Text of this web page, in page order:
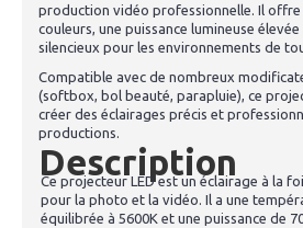
production vidéo professionnelle. Il offre
couleurs, une puissance lumineuse
silencieux pour les environnements de
Compatible avec de nombreux
(softbox, bol beauté, parapluie), ce
créer des éclairages précis et
productions.
Description
Ce projecteur LED est un éclairage à la
pour la photo et la vidéo. Il a une
équilibrée à 5600K et une puissance de